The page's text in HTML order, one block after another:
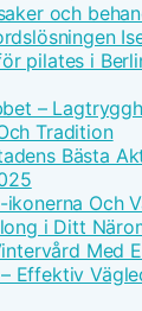
och
pilates i
–
Tradition
Bästa
Och
i Ditt
Med
Effektiv